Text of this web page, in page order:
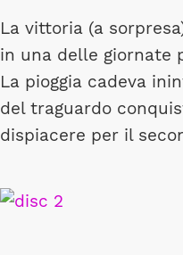
La vittoria (a
in una delle giornate
La pioggia cadeva
del traguardo
dispiacere per il